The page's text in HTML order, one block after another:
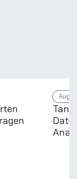
Aug